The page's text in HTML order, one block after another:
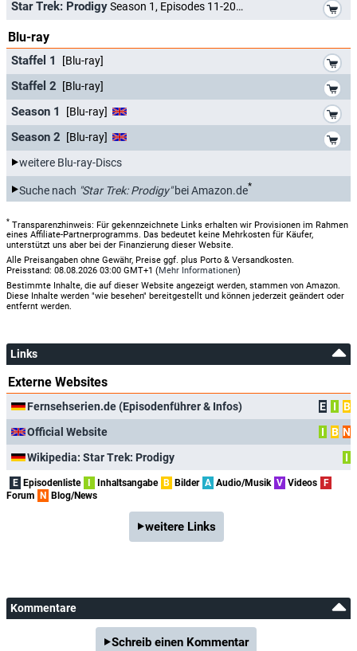
Star Trek: ProdigySeason 1, Episodes 11-20
Blu-ray
Staffel 1 [Blu-ray]
Staffel 2 [Blu-ray]
Season 1 [Blu-ray]
Season 2 [Blu-ray]
weitere Blu-ray-Discs
Suche nach "Star Trek: Prodigy"bei Amazon.de*
* Transparenzhinweis: Für gekennzeichnete Links erhalten wir Provisionen im Rahmen
eines Affiliate-Partnerprogramms. Das bedeutet keine Mehrkosten für Käufer,
unterstützt uns aber bei der Finanzierung dieser Website.
Alle Preisangaben ohne Gewähr, Preise ggf. plus Porto & Versandkosten.
Preisstand: 08.08.2026 03:00 GMT+1 (Mehr Informationen)
Bestimmte Inhalte, die auf dieser Website angezeigt werden, stammen von Amazon.
Diese Inhalte werden "wie besehen" bereitgestellt und können jederzeit geändert oder
entfernt werden.
Links
Externe Websites
Fernsehserien.de (Episodenführer & Infos) E I
B
Official Website
I B N
Wikipedia: Star Trek: Prodigy
I
E Episodenliste Inhaltsangabe B Bilder A Audio/Musik V Videos
F
Forum
N Blog/News
weitere Links
Kommentare
Schreib einen Kommentar